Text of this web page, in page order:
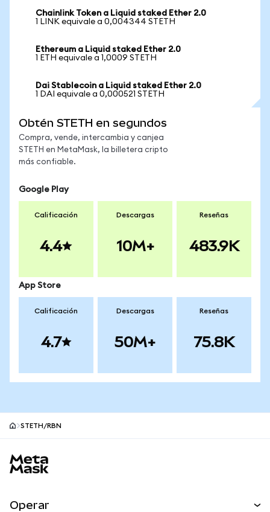
Chainlink Token a Liquid staked Ether 2.0
1 LINK equivale a 0,004344 STETH
Ethereum a Liquid staked Ether 2.0
1 ETH equivale a 1,0009 STETH
Dai Stablecoin a Liquid staked Ether 2.0
1 DAI equivale a 0,000521 STETH
Obtén STETH en segundos
Compra, vende, intercambia y canjea
STETH en MetaMask, la billetera cripto
más confiable.
Google Play
Calificación
4.4
Descargas
10M+
Reseñas
483.9K
App Store
Calificación
4.7
Descargas
50M+
Reseñas
75.8K
STETH/RBN
Operar